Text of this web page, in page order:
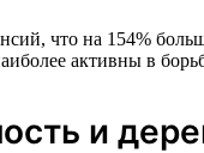
что на 154%
активны в
и